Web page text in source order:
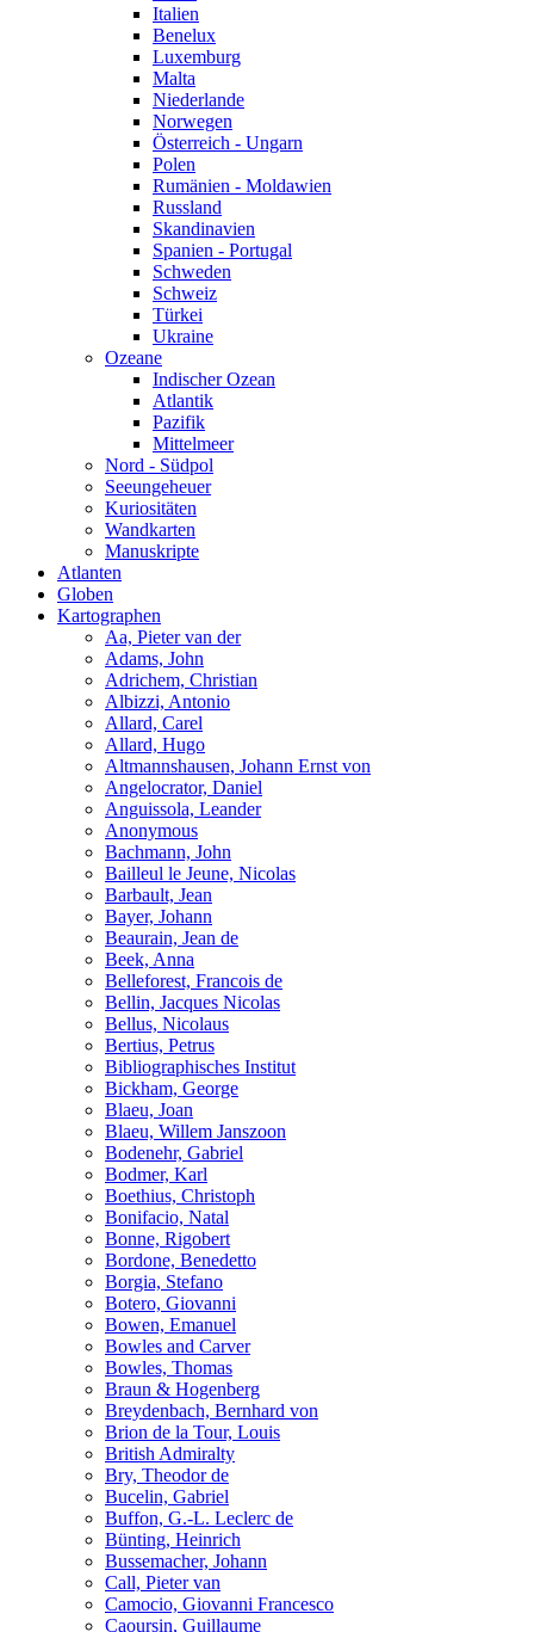
Italien
Benelux
Luxemburg
Malta
Niederlande
Norwegen
Österreich - Ungarn
Polen
Rumänien - Moldawien
Russland
Skandinavien
Spanien - Portugal
Schweden
Schweiz
Türkei
Ukraine
Ozeane
Indischer Ozean
Atlantik
Pazifik
Mittelmeer
Nord - Südpol
Seeungeheuer
Kuriositäten
Wandkarten
Manuskripte
Atlanten
Globen
Kartographen
Aa, Pieter van der
Adams, John
Adrichem, Christian
Albizzi, Antonio
Allard, Carel
Allard, Hugo
Altmannshausen, Johann Ernst von
Angelocrator, Daniel
Anguissola, Leander
Anonymous
Bachmann, John
Bailleul le Jeune, Nicolas
Barbault, Jean
Bayer, Johann
Beaurain, Jean de
Beek, Anna
Belleforest, Francois de
Bellin, Jacques Nicolas
Bellus, Nicolaus
Bertius, Petrus
Bibliographisches Institut
Bickham, George
Blaeu, Joan
Blaeu, Willem Janszoon
Bodenehr, Gabriel
Bodmer, Karl
Boethius, Christoph
Bonifacio, Natal
Bonne, Rigobert
Bordone, Benedetto
Borgia, Stefano
Botero, Giovanni
Bowen, Emanuel
Bowles and Carver
Bowles, Thomas
Braun & Hogenberg
Breydenbach, Bernhard von
Brion de la Tour, Louis
British Admiralty
Bry, Theodor de
Bucelin, Gabriel
Buffon, G.-L. Leclerc de
Bünting, Heinrich
Bussemacher, Johann
Call, Pieter van
Camocio, Giovanni Francesco
Caoursin, Guillaume